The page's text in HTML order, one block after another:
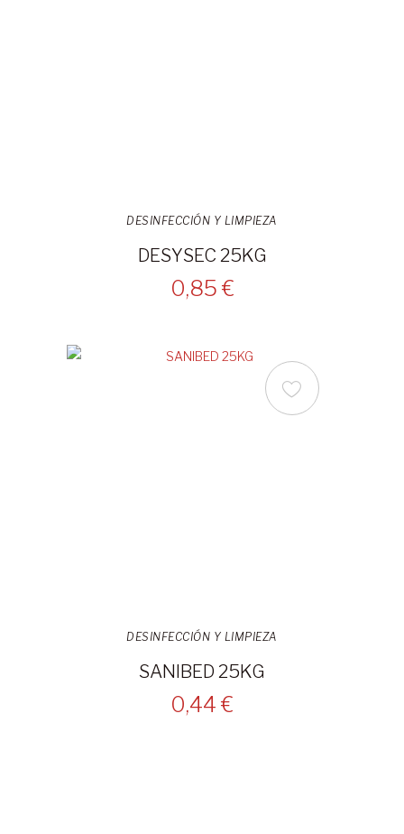
DESINFECCIÓN Y LIMPIEZA
DESYSEC 25KG
0,85 €
DESINFECCIÓN Y LIMPIEZA
SANIBED 25KG
0,44 €